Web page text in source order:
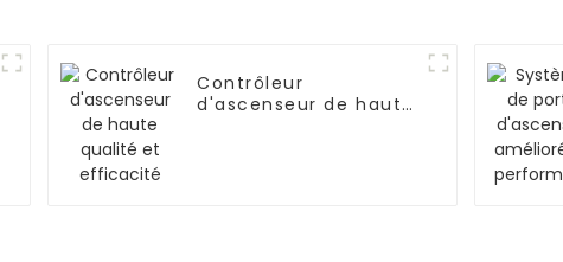
Contrôleur
d'ascenseur de haute